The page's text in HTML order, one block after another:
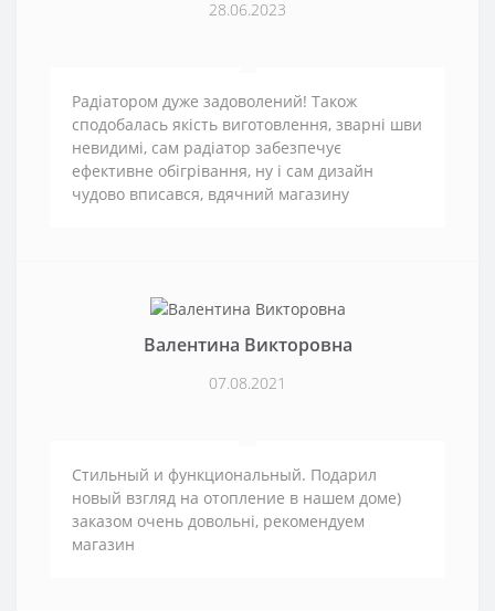
28.06.2023
Радіатором дуже задоволений! Також
сподобалась якість виготовлення, зварні шви
невидимі, сам радіатор забезпечує
ефективне обігрівання, ну і сам дизайн
чудово вписався, вдячний магазину
Валентина Викторовна
07.08.2021
Стильный и функциональный. Подарил
новый взгляд на отопление в нашем доме)
заказом очень довольні, рекомендуем
магазин